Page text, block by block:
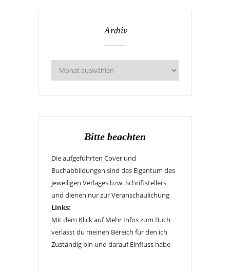
Archiv
Bitte beachten
Die aufgeführten Cover und
Buchabbildungen sind das Eigentum des
jeweiligen Verlages bzw. Schriftstellers
und dienen nur zur Veranschaulichung
Links:
Mit dem Klick auf Mehr Infos zum Buch
verlässt du meinen Bereich für den ich
Zuständig bin und darauf Einfluss habe